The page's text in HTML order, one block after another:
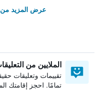
عرض المزيد من
الملايين من
تقييمات وتعليقات
تمامًا. احجز إقامتك